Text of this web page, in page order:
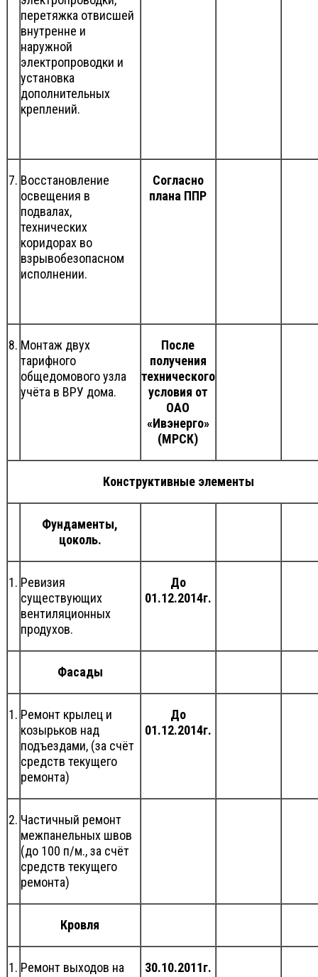
перетяжка отвисшей
внутренне и
наружной
электропроводки и
установка
дополнительных
креплений.
7. Восстановление
освещения в
подвалах,
технических
коридорах во
взрывобезопасном
исполнении.
Согласно
плана ППР
8. Монтаж двух
тарифного
общедомового узла
учёта в ВРУ дома.
После
получения
технического
условия от
ОАО
«Ивэнерго»
(МРСК)
Конструктивные элементы
Фундаменты,
цоколь.
1. Ревизия
существующих
вентиляционных
продухов.
До
01.12.2014г.
Фасады
1. Ремонт крылец и
козырьков над
подъездами, (за счёт
средств текущего
ремонта)
До
01.12.2014г.
2. Частичный ремонт
межпанельных швов
(до 100 п/м., за счёт
средств текущего
ремонта)
Кровля
1. Ремонт выходов на
30.10.2011г.